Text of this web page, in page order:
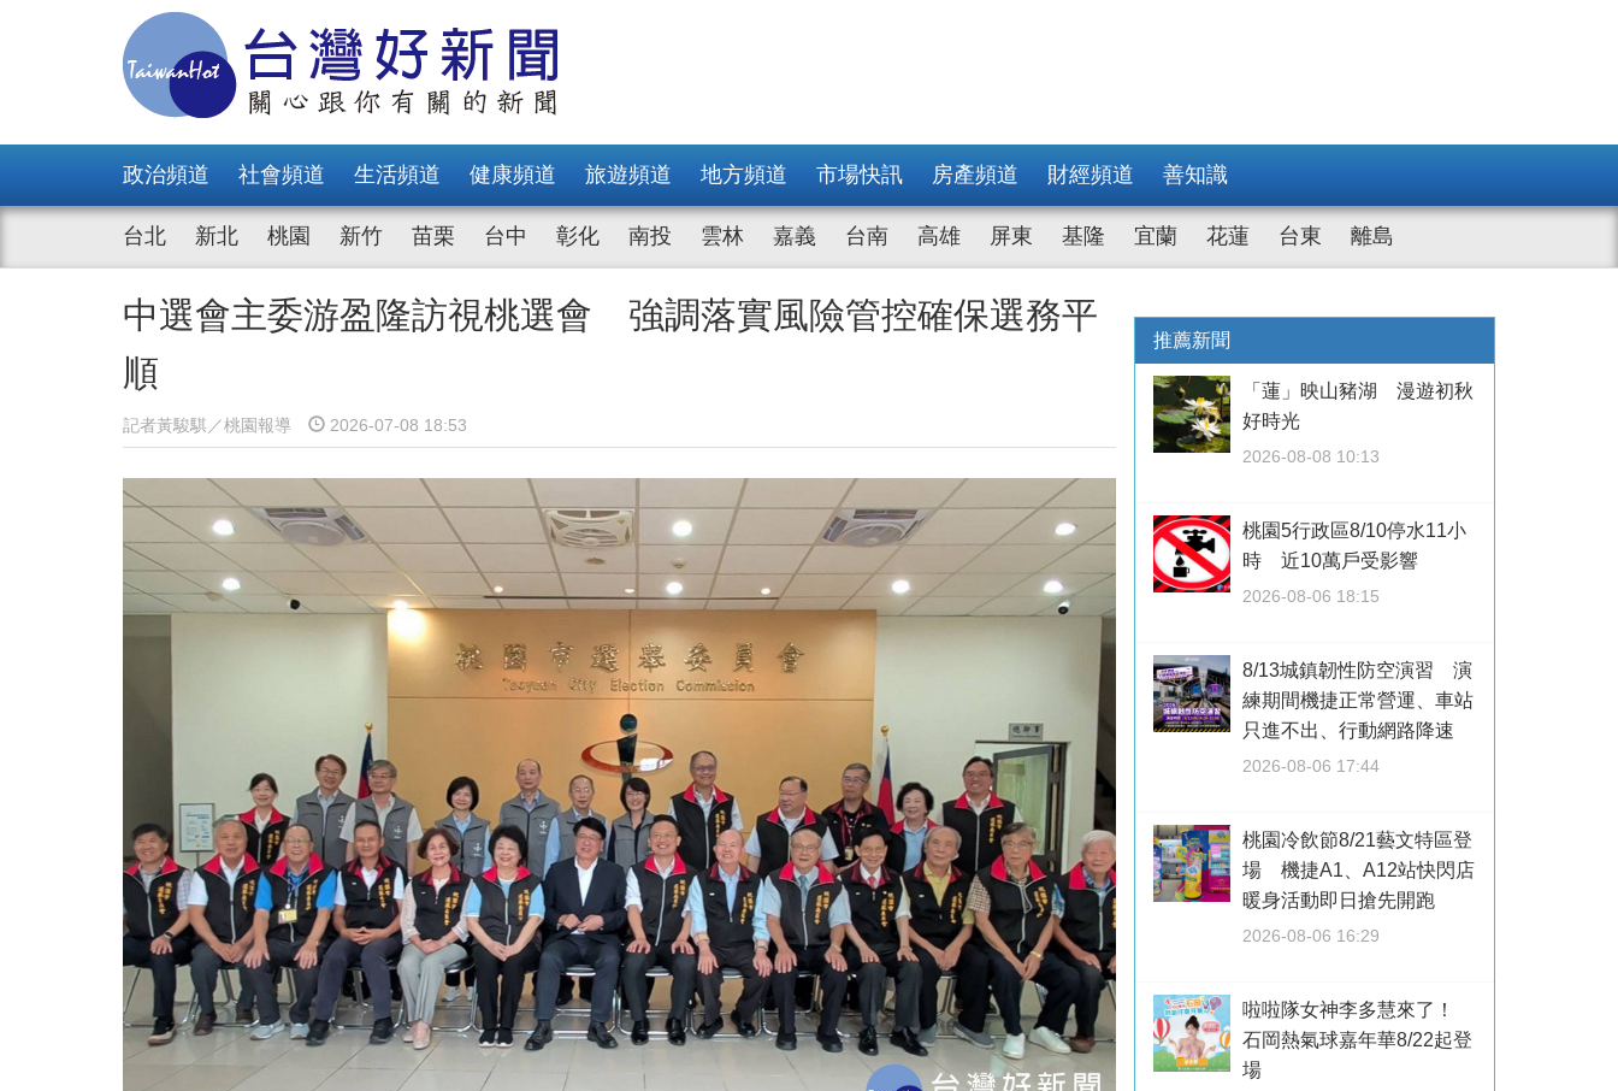
政治頻道 社會頻道 生活頻道 健康頻道 旅遊頻道 地方頻道 市場快訊 房產頻道 財經頻道 善知識
台北 新北 桃園 新竹 苗栗 台中 彰化 南投 雲林 嘉義 台南 高雄 屏東 基隆 宜蘭 花蓮 台東 離島
中選會主委游盈隆訪視桃選會 強調落實風險管控確保選務平
順
記者黃駿騏／桃園報導 2026-07-08 18:53
推薦新聞
「蓮」映山豬湖 漫遊初秋
好時光
2026-08-08 10:13
桃園5行政區8/10停水11小
時 近10萬戶受影響
2026-08-06 18:15
8/13城鎮韌性防空演習 演
練期間機捷正常營運、車站
只進不出、行動網路降速
2026-08-06 17:44
桃園冷飲節8/21藝文特區登
場 機捷A1、A12站快閃店
暖身活動即日搶先開跑
2026-08-06 16:29
啦啦隊女神李多慧來了！
石岡熱氣球嘉年華8/22起登
場